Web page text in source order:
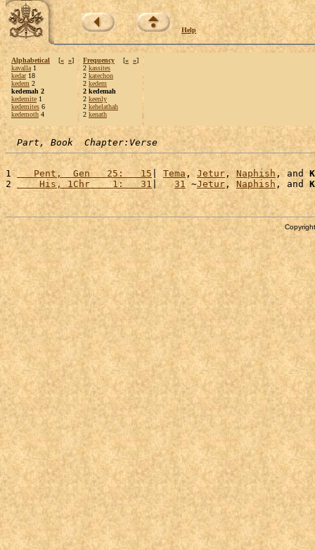
Help
Alphabetical [« »]
kavalla 1
kedar18
kedem 2
kedemah 2
kedemite 1
kedemites 6
kedemoth 4
Frequency [« »]
2 kassites
2 katechon
2 kedem
2 kedemah
2 keenly
2 kehelathah
2 kenath
Part, Book  Chapter:Verse
1
   Pent,  Gen   25:   15
| Tema , Jetur , Naphish , and
2
    His, 1Chr    1:   31
| 31 ~Jetur , Naphish , and